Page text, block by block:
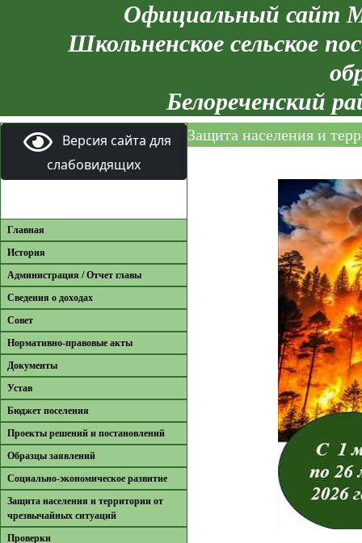
Официальный сайт
Школьненское сельское
Белореченский
Версия сайта для
слабовидящих
Главная
История
Администрация / Отчет главы
Сведения о доходах
Совет
Нормативно-правовые акты
Документы
Устав
Бюджет поселения
Проекты решений и постановлений
Образцы заявлений
Cоциально-экономическое развитие
Защита населения и территории от
чрезвычайных ситуаций
Проверки
Защита населения и